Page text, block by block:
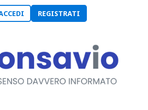
REGISTRATI